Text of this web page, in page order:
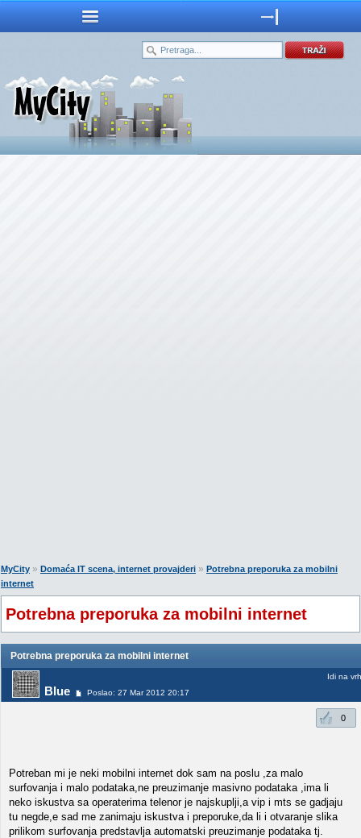
MyCity » Domaća IT scena, internet provajderi » Potrebna preporuka za mobilni
internet
Potrebna preporuka za mobilni internet
Potrebna preporuka za mobilni internet
Blue Poslao: 27 Mar 2012 20:17
Idi na vrh
0
Potreban mi je neki mobilni internet dok sam na poslu ,za malo
surfovanja i malo podataka,ne preuzimanje masivno podataka ,ima li
neko iskustva sa operaterima telenor je najskuplji,a vip i mts se gadjaju
tu negde,e sad me zanimaju iskustva i preporuke,da li i otvaranje slika
prilikom surfovanja predstavlja automatski preuzimanje podataka tj.